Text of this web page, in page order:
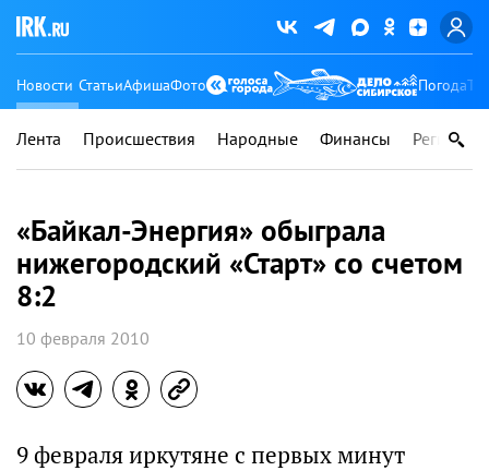
Новости СтатьиАфишаФото Погода
Лента Происшествия Народные Финансы Регионы
«Байкал-Энергия» обыграла
нижегородский «Старт» со счетом
8:2
10 февраля 2010
9 февраля иркутяне с первых минут